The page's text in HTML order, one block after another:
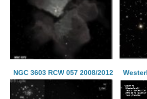
NGC 3603 RCW 057 2008/2012